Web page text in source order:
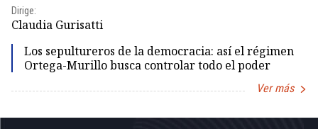
Dirige:
Claudia Gurisatti
Los sepultureros de la democracia: así el régimen
Ortega-Murillo busca controlar todo el poder
Ver más
1